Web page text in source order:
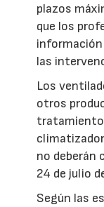
plazos
que los
las
Los
otros
tratamiento
no deberán
24 de julio
Según las